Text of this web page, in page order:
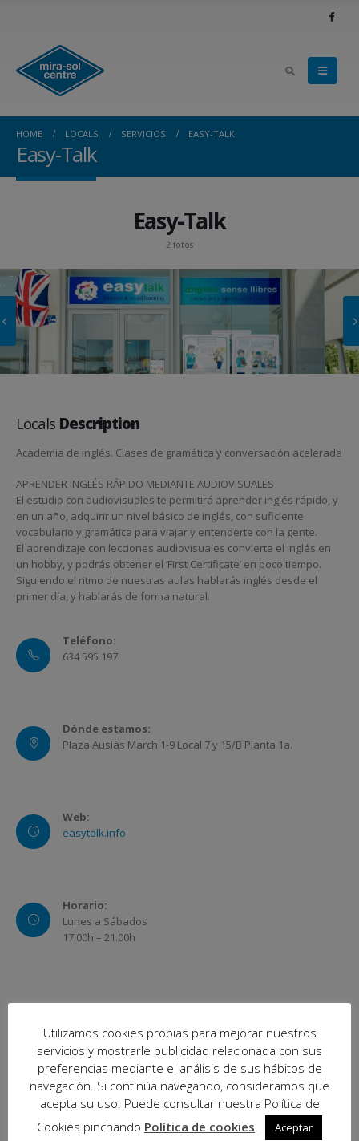
HOME LOCALS SERVICIOS EASY-TALK
Easy-Talk
Easy-Talk
2 fotos
Locals Description
Academia de inglés. Clases de gramática y conversación acelerada
APRENDER INGLÉS RÁPIDO MEDIANTE AUDIOVISUALES
El estudio con audiovisuales te permitirá aprender inglés rápido, y
en un año, adquirir un nivel básico de inglés, con suficiente
vocabulario y gramática para viajar y entenderte con la gente.
El aprendizaje con lecciones audiovisuales convierte el inglés en
un hobby, y podrás obtener el ‘First Certificate’ en poco tiempo.
Siguiendo el ritmo de nuestras aulas hablarás inglés desde el
primer día, y hablarás de forma natural.
Teléfono:
634 595 197
Dónde estamos:
Plaza Ausiàs March 1-9 Local 7 y 15/B Planta 1a.
Web:
easytalk.info
Horario:
Lunes a Sábados
17.00h – 21.00h
Utilizamos cookies propias para mejorar nuestros
servicios y mostrarle publicidad relacionada con sus
preferencias mediante el análisis de sus hábitos de
navegación. Si continúa navegando, consideramos que
acepta su uso. Puede consultar nuestra Política de
Cookies pinchando Política de cookies Aceptar